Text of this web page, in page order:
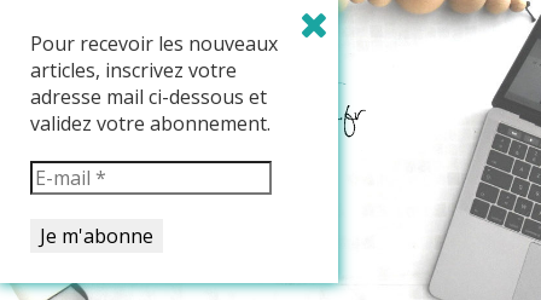
Pour recevoir les nouveaux
articles, inscrivez votre
adresse mail ci-dessous et
validez votre abonnement.